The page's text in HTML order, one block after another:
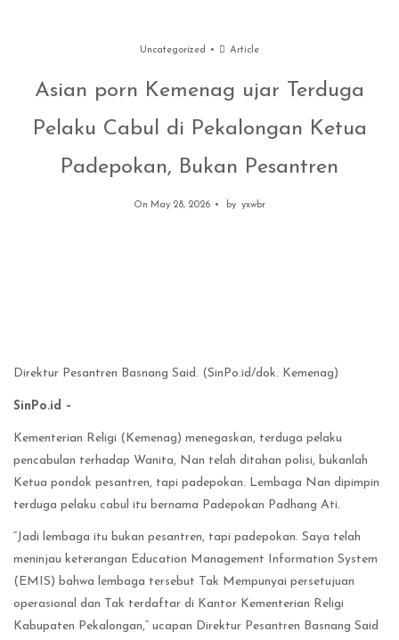
Uncategorized Article
Asian porn Kemenag ujar Terduga
Pelaku Cabul di Pekalongan Ketua
Padepokan, Bukan Pesantren
On May 28, 2026 by yxwbr
Direktur Pesantren Basnang Said. (SinPo.id/dok. Kemenag)
SinPo.id –
Kementerian Religi (Kemenag) menegaskan, terduga pelaku
pencabulan terhadap Wanita, Nan telah ditahan polisi, bukanlah
Ketua pondok pesantren, tapi padepokan. Lembaga Nan dipimpin
terduga pelaku cabul itu bernama Padepokan Padhang Ati.
“Jadi lembaga itu bukan pesantren, tapi padepokan. Saya telah
meninjau keterangan Education Management Information System
(EMIS) bahwa lembaga tersebut Tak Mempunyai persetujuan
operasional dan Tak terdaftar di Kantor Kementerian Religi
Kabupaten Pekalongan,” ucapan Direktur Pesantren Basnang Said